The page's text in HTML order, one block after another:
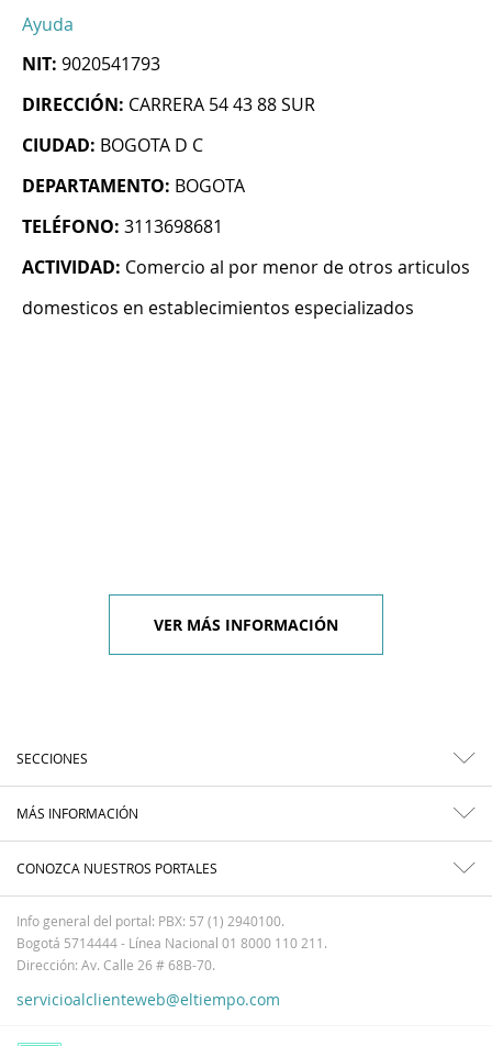
Ayuda
NIT: 9020541793
DIRECCIÓN: CARRERA 54 43 88 SUR
CIUDAD: BOGOTA D C
DEPARTAMENTO: BOGOTA
TELÉFONO: 3113698681
ACTIVIDAD: Comercio al por menor de otros articulos
domesticos en establecimientos especializados
VER MÁS INFORMACIÓN
SECCIONES
MÁS INFORMACIÓN
CONOZCA NUESTROS PORTALES
Info general del portal: PBX: 57 (1) 2940100.
Bogotá 5714444 - Línea Nacional 01 8000 110 211.
Dirección: Av. Calle 26 # 68B-70.
servicioalclienteweb@eltiempo.com